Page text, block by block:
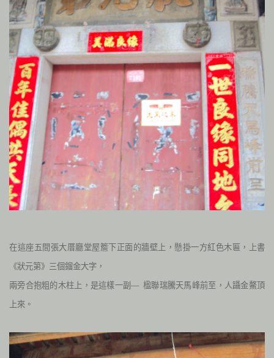
在這座五間張大厝廳堂屋簷下正面的牆壁上，懸掛一方紅色木匾，上書
《狀元第》三個鎦金大字，
兩旁合抱粗的木柱上，是這樣一副— 楹聯瑞騰天馬峰前至，人躡金鰲頂
上來。